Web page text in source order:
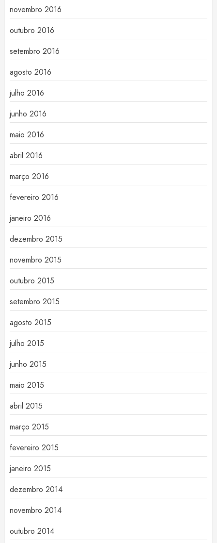
novembro 2016
outubro 2016
setembro 2016
agosto 2016
julho 2016
junho 2016
maio 2016
abril 2016
março 2016
fevereiro 2016
janeiro 2016
dezembro 2015
novembro 2015
outubro 2015
setembro 2015
agosto 2015
julho 2015
junho 2015
maio 2015
abril 2015
março 2015
fevereiro 2015
janeiro 2015
dezembro 2014
novembro 2014
outubro 2014